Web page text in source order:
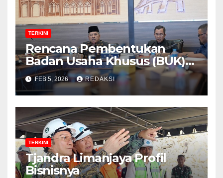
TERKINI
Rencana Pembentukan
Badan Usaha Khusus (BUK)
Menguat dalam Revisi RUU
Migas, Ini Alasannya!
FEB 5, 2026 REDAKSI
TERKINI
Tjandra Limanjaya Profil
Bisnisnya